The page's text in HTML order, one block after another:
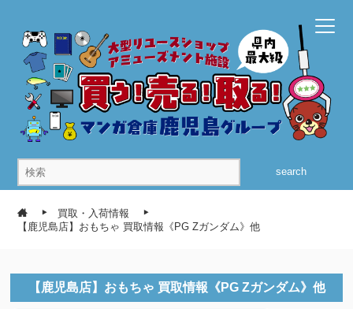
search
買取・入荷情報
【鹿児島店】おもちゃ 買取情報《PG Zガンダム》他
【鹿児島店】おもちゃ 買取情報《PG Zガンダム》他